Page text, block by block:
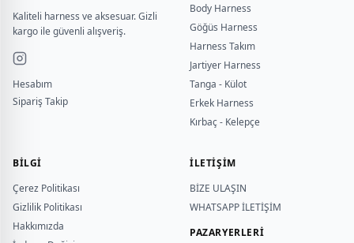
Kaliteli harness ve aksesuar. Gizli
kargo ile güvenli alışveriş.
Hesabım
Sipariş Takip
Body Harness
Göğüs Harness
Harness Takım
Jartiyer Harness
Tanga - Külot
Erkek Harness
Kırbaç - Kelepçe
BILGI
Çerez Politikası
Gizlilik Politikası
Hakkımızda
İLETİŞİM
BİZE ULAŞIN
WHATSAPP İLETİŞİM
PAZARYERLERİ